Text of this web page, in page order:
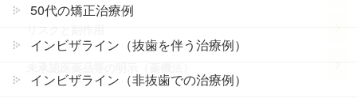
50代の矯正治療例
インビザライン（抜歯を伴う治療例）
インビザライン（非抜歯での治療例）